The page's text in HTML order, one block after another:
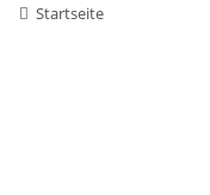
Startseite